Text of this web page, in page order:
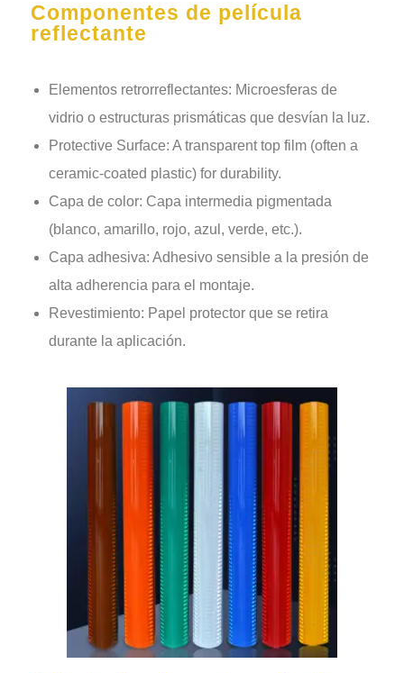
Componentes de película
reflectante
Elementos retrorreflectantes: Microesferas de
vidrio o estructuras prismáticas que desvían la luz.
Protective Surface: A transparent top film (often a
ceramic-coated plastic) for durability.
Capa de color: Capa intermedia pigmentada
(blanco, amarillo, rojo, azul, verde, etc.).
Capa adhesiva: Adhesivo sensible a la presión de
alta adherencia para el montaje.
Revestimiento: Papel protector que se retira
durante la aplicación.